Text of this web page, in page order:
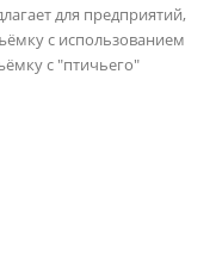
для предприятий,
с использованием
с "птичьего"